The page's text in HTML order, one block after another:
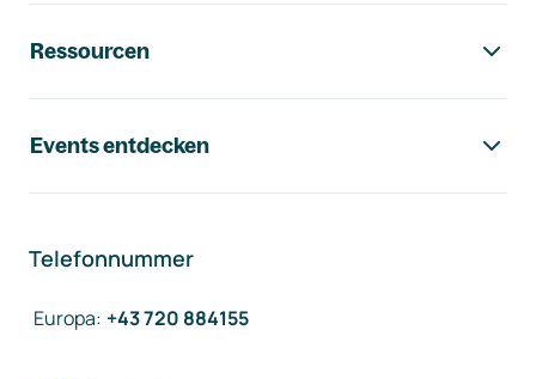
Ressourcen
Events entdecken
Telefonnummer
Europa: +43 720 884155